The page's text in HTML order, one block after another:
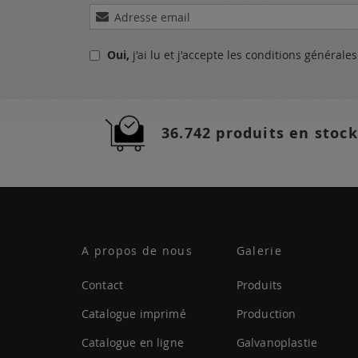
Inscription
à
lettreOui, j'ai lu et j'accepte les conditions générales
36.742 produits en stock
A propos de nous
Contact
Catalogue imprimé
Catalogue en ligne
Galerie
Produits
Production
Galvanoplastie